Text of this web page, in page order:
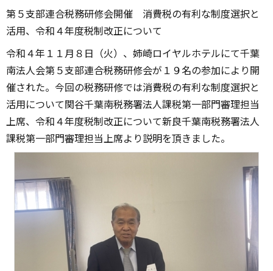
第５支部連合税務研修会開催 消費税の有利な制度選択と
活用、令和４年度税制改正について
令和４年１１月８日（火）、姉崎ロイヤルホテルにて千葉
南法人会第５支部連合税務研修会が１９名の参加により開
催された。今回の税務研修では消費税の有利な制度選択と
活用について関谷千葉南税務署法人課税第一部門審理担当
上席、令和４年度税制改正について新良千葉南税務署法人
課税第一部門審理担当上席より説明を頂きました。